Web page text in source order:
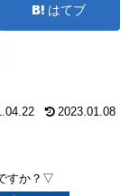
はてブ
2023.01.08
すか？▽